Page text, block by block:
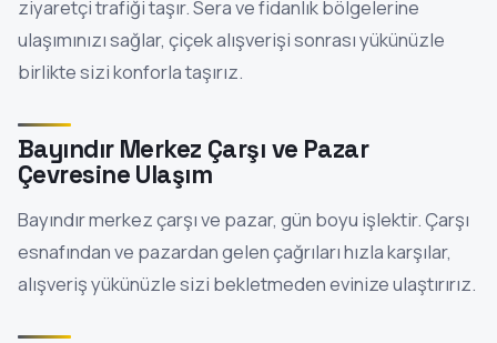
ziyaretçi trafiği taşır. Sera ve fidanlık bölgelerine
ulaşımınızı sağlar, çiçek alışverişi sonrası yükünüzle
birlikte sizi konforla taşırız.
Bayındır Merkez Çarşı ve Pazar
Çevresine Ulaşım
Bayındır merkez çarşı ve pazar, gün boyu işlektir. Çarşı
esnafından ve pazardan gelen çağrıları hızla karşılar,
alışveriş yükünüzle sizi bekletmeden evinize ulaştırırız.